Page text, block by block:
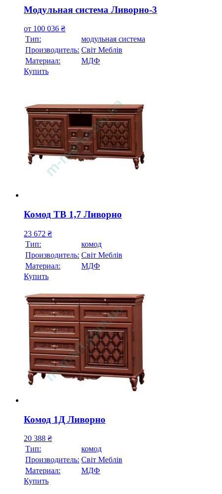
Модульная система Ливорно-3
от 100 036 ₴
Тип:
модульная система
Производитель: Свiт Меблiв
Материал:
МДФ
Купить
Комод ТВ 1,7 Ливорно
23 672 ₴
Тип:
комод
Производитель: Свiт Меблiв
Материал:
МДФ
Купить
Комод 1Д Ливорно
20 388 ₴
Тип:
комод
Производитель: Свiт Меблiв
Материал:
МДФ
Купить